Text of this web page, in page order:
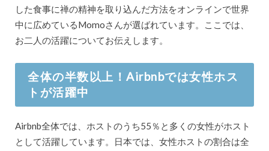
した食事に禅の精神を取り込んだ方法をオンラインで世界
中に広めているMomoさんが選ばれています。ここでは、
お二人の活躍についてお伝えします。
全体の半数以上！Airbnbでは女性ホス
トが活躍中
Airbnb全体では、ホストのうち55％と多くの女性がホスト
として活躍しています。日本では、女性ホストの割合は全